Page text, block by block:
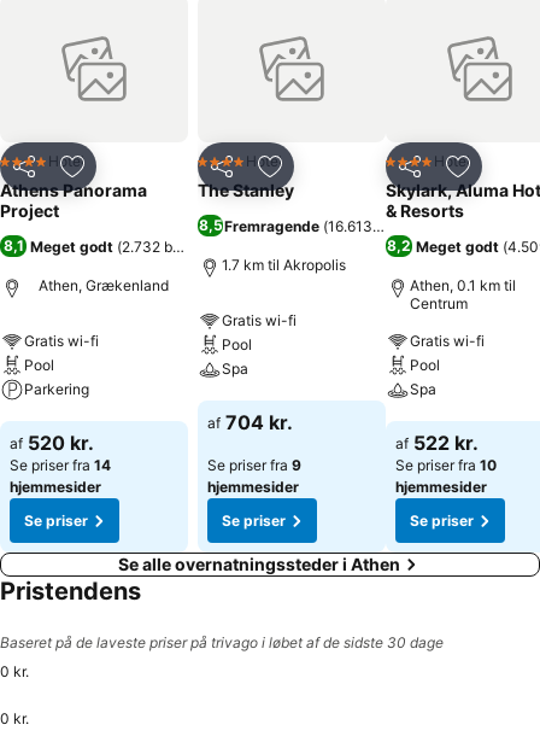
Del Føj til favoritter
4 StjernerHotel
Athens Panorama
Project
8,1 Meget godt (2.732 bedømmelser
Athen, Grækenland
Gratis wi-fi
Pool
Parkering
Se priser
af 520 kr.
Se priser fra 14
hjemmesider
Se priser
Del Føj til favoritter
4 StjernerHotel
The Stanley
8,5Fremragende (16.613 bedømmelser
1.7 km til Akropolis
Gratis wi-fi
Pool
Spa
Se priser
af 704 kr.
Se priser fra 9
hjemmesider
Se priser
Del Føj til
4 StjernerHotel
Skylark, Aluma
& Resorts
8,2 Meget godt (
Athen, 0.1 km til
Centrum
Gratis wi-fi
Pool
Spa
Se priser
af 522 kr.
Se priser fra 10
hjemmesider
Se priser
Se alle overnatningssteder i Athen
Pristendens
Baseret på de laveste priser på trivago i løbet af de sidste 30 dage
0 kr.
0 kr.